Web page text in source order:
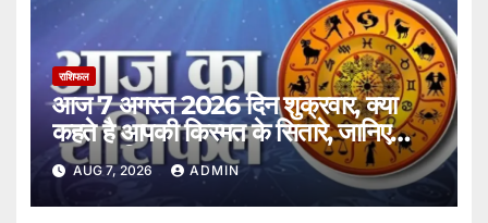
राशिफल
आज 7 अगस्त 2026 दिन शुक्रवार, क्या
कहते है आपकी किस्मत के सितारे, जानिए
अपना राशिफल।
AUG 7, 2026 ADMIN